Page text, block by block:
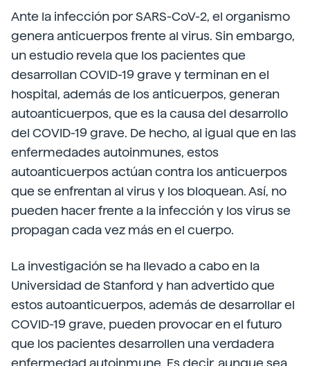
Ante la infección por SARS-CoV-2, el organismo
genera anticuerpos frente al virus. Sin embargo,
un estudio revela que los pacientes que
desarrollan COVID-19 grave y terminan en el
hospital, además de los anticuerpos, generan
autoanticuerpos, que es la causa del desarrollo
del COVID-19 grave. De hecho, al igual que en las
enfermedades autoinmunes, estos
autoanticuerpos actúan contra los anticuerpos
que se enfrentan al virus y los bloquean. Así, no
pueden hacer frente a la infección y los virus se
propagan cada vez más en el cuerpo.
La investigación se ha llevado a cabo en la
Universidad de Stanford y han advertido que
estos autoanticuerpos, además de desarrollar el
COVID-19 grave, pueden provocar en el futuro
que los pacientes desarrollen una verdadera